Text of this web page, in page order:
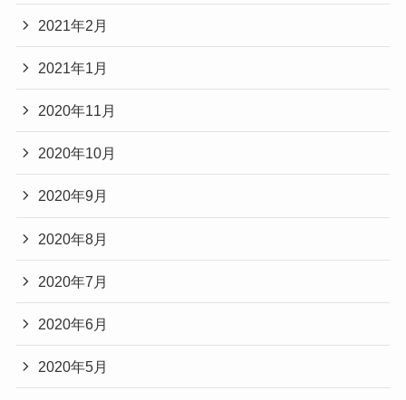
2021年2月
2021年1月
2020年11月
2020年10月
2020年9月
2020年8月
2020年7月
2020年6月
2020年5月